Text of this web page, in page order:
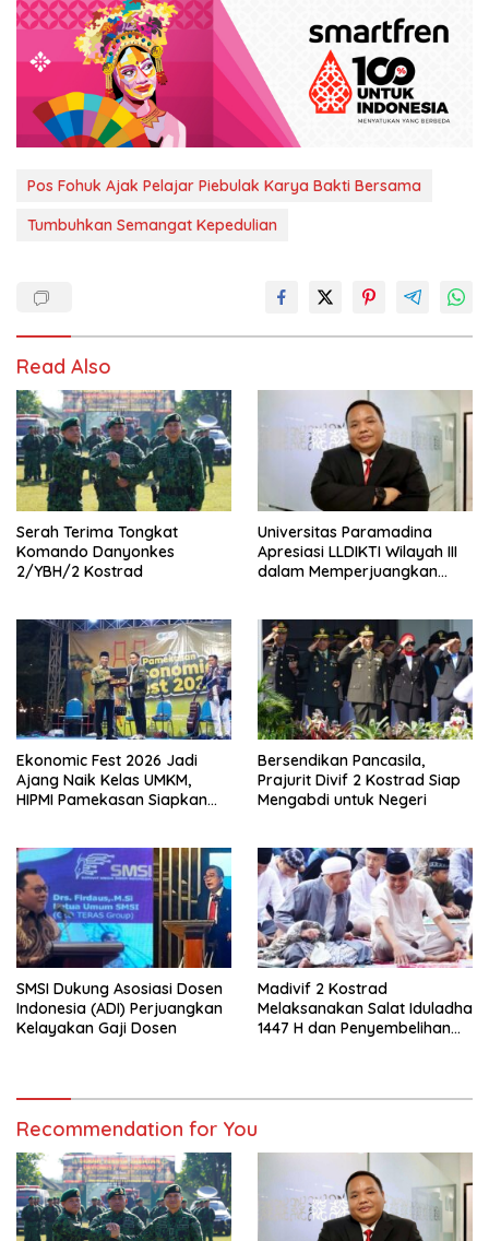
Pos Fohuk Ajak Pelajar Piebulak Karya Bakti Bersama
Tumbuhkan Semangat Kepedulian
Read Also
Serah Terima Tongkat
Komando Danyonkes
2/YBH/2 Kostrad
Universitas Paramadina
Apresiasi LLDIKTI Wilayah III
dalam Memperjuangkan
Ekonomic Fest 2026 Jadi
Ajang Naik Kelas UMKM,
HIPMI Pamekasan Siapkan
Bersendikan Pancasila,
Prajurit Divif 2 Kostrad Siap
Mengabdi untuk Negeri
SMSI Dukung Asosiasi Dosen
Indonesia (ADI) Perjuangkan
Kelayakan Gaji Dosen
Madivif 2 Kostrad
Melaksanakan Salat Iduladha
1447 H dan Penyembelihan
Recommendation for You